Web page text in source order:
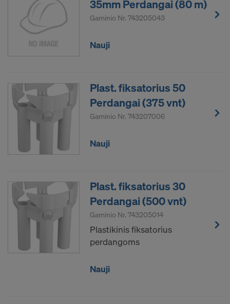
35mm Perdangai (80 m)
Gaminio Nr. 743205043
Nauji
Plast. fiksatorius 50
Perdangai (375 vnt)
Gaminio Nr. 743207006
Nauji
Plast. fiksatorius 30
Perdangai (500 vnt)
Gaminio Nr. 743205014
Plastikinis fiksatorius
perdangoms
Nauji
Facebook LLC
Google LLC
MaxMind Inc.
Microsoft Corporation
Monotype Imaging Holdings Inc.
Sketchfab Inc.
The Trade Desk, Inc.
Vimeo LLC
YouTube LLC
Norint toliau siųsti jūsų asmens duomenis šiems
paslaugų teikėjams, reikalingas jūsų aiškus
Galite bet kada atšaukti savo sutikimą slapukų
nustatymuose.
AR SUTINKATE NAUDOTI SLAPUKUS
IR PERDUOTI SAVO ASMENINIUS
DUOMENIS JUNGTINĖMS AMERIKOS